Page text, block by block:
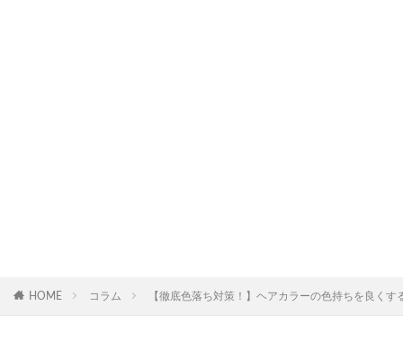
HOME コラム 【徹底色落ち対策！】ヘアカラーの色持ちを良く